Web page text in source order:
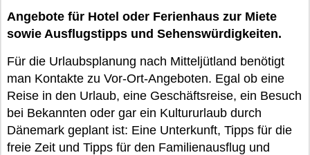
Angebote für Hotel oder Ferienhaus zur Miete
sowie Ausflugstipps und Sehenswürdigkeiten.
Für die Urlaubsplanung nach Mitteljütland benötigt
man Kontakte zu Vor-Ort-Angeboten. Egal ob eine
Reise in den Urlaub, eine Geschäftsreise, ein Besuch
bei Bekannten oder gar ein Kultururlaub durch
Dänemark geplant ist: Eine Unterkunft, Tipps für die
freie Zeit und Tipps für den Familienausflug und